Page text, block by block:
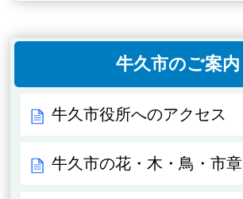
牛久市のご案内
牛久市役所へのアクセス
牛久市の花・木・鳥・市章